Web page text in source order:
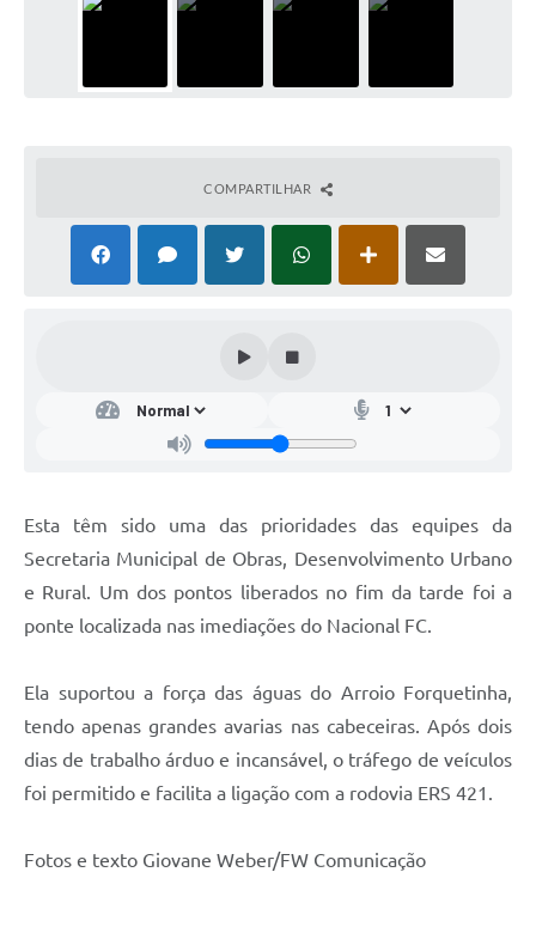
COMPARTILHAR
Esta têm sido uma das prioridades das equipes da
Secretaria Municipal de Obras, Desenvolvimento Urbano
e Rural. Um dos pontos liberados no fim da tarde foi a
ponte localizada nas imediações do Nacional FC.
Ela suportou a força das águas do Arroio Forquetinha,
tendo apenas grandes avarias nas cabeceiras. Após dois
dias de trabalho árduo e incansável, o tráfego de veículos
foi permitido e facilita a ligação com a rodovia ERS 421.
Fotos e texto Giovane Weber/FW Comunicação